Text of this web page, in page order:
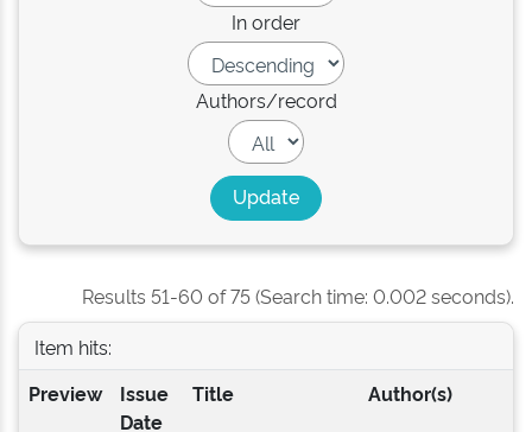
In order
Authors/record
Results 51-60 of 75 (Search time: 0.002 seconds).
Item hits:
Preview
Issue
Date
Title Author(s)